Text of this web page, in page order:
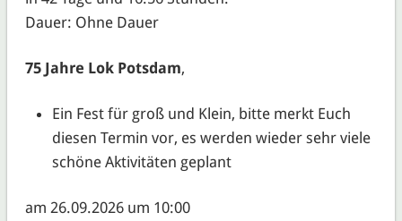
Dauer: Ohne Dauer
75 Jahre Lok Potsdam,
Ein Fest für groß und Klein, bitte merkt Euch
diesen Termin vor, es werden wieder sehr viele
schöne Aktivitäten geplant
am 26.09.2026 um 10:00